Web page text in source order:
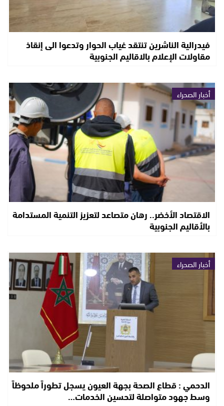
فيدرالية الناشرين تنتقد غياب الحوار وتدعوا الى إنقاذ
مقاولات الإعلام بالاقاليم الجنوبية
أخبار الصحراء
الاقتصاد الأخضر.. رهان متصاعد لتعزيز التنمية المستدامة
بالأقاليم الجنوبية
أخبار الصحراء
الدحمي : قطاع الصحة بجهة العيون يسجل تطوراً ملحوظاً
وسط جهود متواصلة لتحسين الخدمات…